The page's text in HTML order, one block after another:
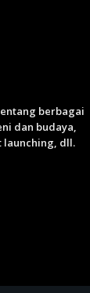
berbagai
dan budaya,
launching, dll.